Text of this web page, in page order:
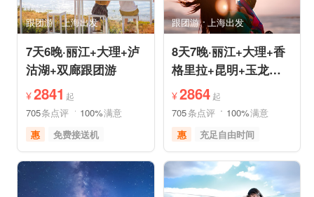
跟团游 上海出发
7天6晚·丽江+大理+泸
沽湖+双廊跟团游
¥2841 起
705条点评 100%满意
惠
免费接送机
品质游
世界遗产
美食享受
摄影之旅
自然山水
跟团游 上海出发
8天7晚·丽江+大理+香
格里拉+昆明+玉龙雪
山半自助游
¥2864 起
705条点评 100%满意
惠
充足自由时间
免费接送机
品质游
世界遗产
雪山之旅
森林草原